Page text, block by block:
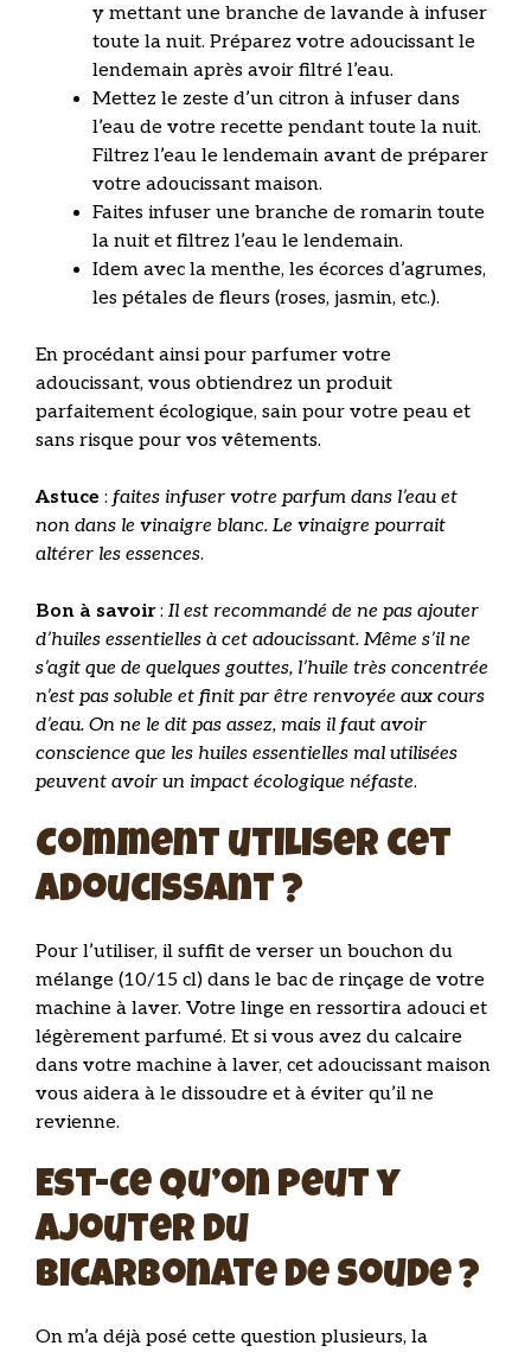
y mettant une branche de lavande à infuser
toute la nuit. Préparez votre adoucissant le
lendemain après avoir filtré l’eau.
Mettez le zeste d’un citron à infuser dans
l’eau de votre recette pendant toute la nuit.
Filtrez l’eau le lendemain avant de préparer
votre adoucissant maison.
Faites infuser une branche de romarin toute
la nuit et filtrez l’eau le lendemain.
Idem avec la menthe, les écorces d’agrumes,
les pétales de fleurs (roses, jasmin, etc.).
En procédant ainsi pour parfumer votre
adoucissant, vous obtiendrez un produit
parfaitement écologique, sain pour votre peau et
sans risque pour vos vêtements.
Astuce : faites infuser votre parfum dans l’eau et
non dans le vinaigre blanc. Le vinaigre pourrait
altérer les essences.
Bon à savoir: Il est recommandé de ne pas ajouter
d’huiles essentielles à cet adoucissant. Même s’il ne
s’agit que de quelques gouttes, l’huile très concentrée
n’est pas soluble et finit par être renvoyée aux cours
d’eau. On ne le dit pas assez, mais il faut avoir
conscience que les huiles essentielles mal utilisées
peuvent avoir un impact écologique néfaste.
Comment utiliser cet
adoucissant ?
Pour l’utiliser, il suffit de verser un bouchon du
mélange (10/15 cl) dans le bac de rinçage de votre
machine à laver. Votre linge en ressortira adouci et
légèrement parfumé. Et si vous avez du calcaire
dans votre machine à laver, cet adoucissant maison
vous aidera à le dissoudre et à éviter qu’il ne
revienne.
Est-ce qu’on peut y
ajouter du
bicarbonate de soude ?
On m’a déjà posé cette question plusieurs, la